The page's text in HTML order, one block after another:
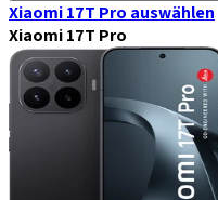
Xiaomi 17T Pro auswählen
Xiaomi 17T Pro